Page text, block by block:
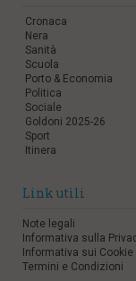
Cronaca
Nera
Sanità
Scuola
Porto & Economia
Politica
Sociale
Goldoni 2025-26
Sport
Itinera
Link utili
Note legali
Informativa sulla
Informativa sui Cookie
Termini e Condizioni